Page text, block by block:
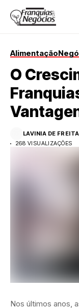
Alimentação
O
LAVINIA DE
268 VISUALIZAÇÕES
Nos últimos anos,